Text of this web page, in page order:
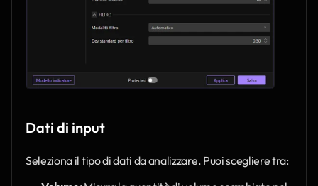
Dati di input
Seleziona il tipo di dati da analizzare. Puoi scegliere tra: